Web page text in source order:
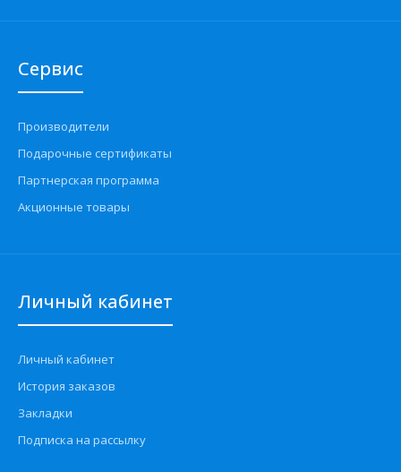
Сервис
Производители
Подарочные сертификаты
Партнерская программа
Акционные товары
Личный кабинет
Личный кабинет
История заказов
Закладки
Подписка на рассылку